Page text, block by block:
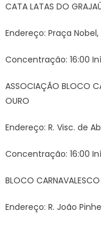
CATA LATAS DO
Endereço: Praça Nobel,
Concentração: 16:00
ASSOCIAÇÃO BLOCO
OURO
Endereço: R. Visc. de
Concentração: 16:00
BLOCO
Endereço: R. João